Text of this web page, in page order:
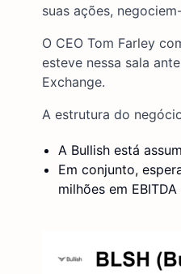
suas ações,
O CEO Tom Farley
esteve nessa sala
Exchange.
A estrutura do
A Bullish está
Em conjunto,
milhões em